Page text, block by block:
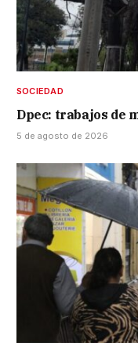
SOCIEDAD
Dpec: trabajos de
5 de agosto de 2026